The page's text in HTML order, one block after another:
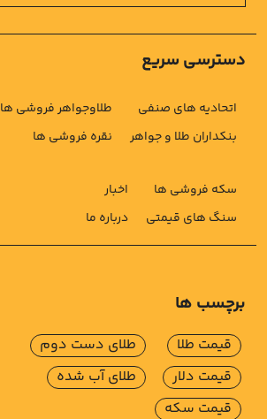
دسترسی سریع
اتحادیه های صنفی
بنکداران طلا و جواهر
طلاوجواهر فروشی ها
نقره فروشی ها
سکه فروشی ها
سنگ های قیمتی
اخبار
درباره ما
برچسب ها
قیمت طلا
قیمت دلار
قیمت سکه
طلای دست دوم
طلای آب شده